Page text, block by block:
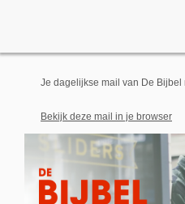
Je dagelijkse mail van De Bijbel
Bekijk deze mail in je browser